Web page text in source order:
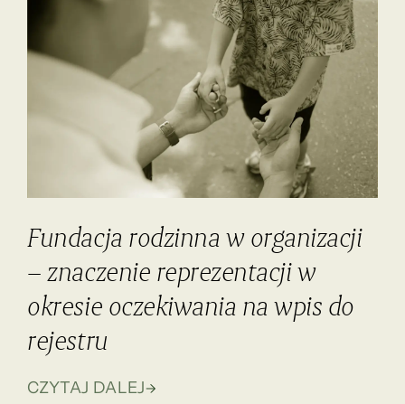
Fundacja rodzinna w organizacji
– znaczenie reprezentacji w
okresie oczekiwania na wpis do
rejestru
CZYTAJ DALEJ